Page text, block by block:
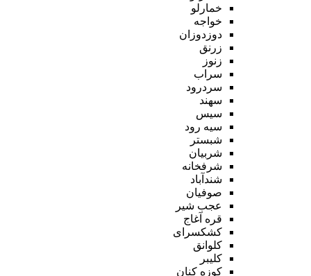
خمارلو
خواجه
دوزدوزان
زرنق
زنوز
سراب
سردرود
سهند
سیس
سیه رود
شبستر
شربیان
شرفخانه
شندآباد
صوفیان
عجب شیر
قره آغاج
کشکسرای
کلوانق
کلیبر
کوزه کنان